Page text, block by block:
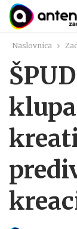
Naslovnica